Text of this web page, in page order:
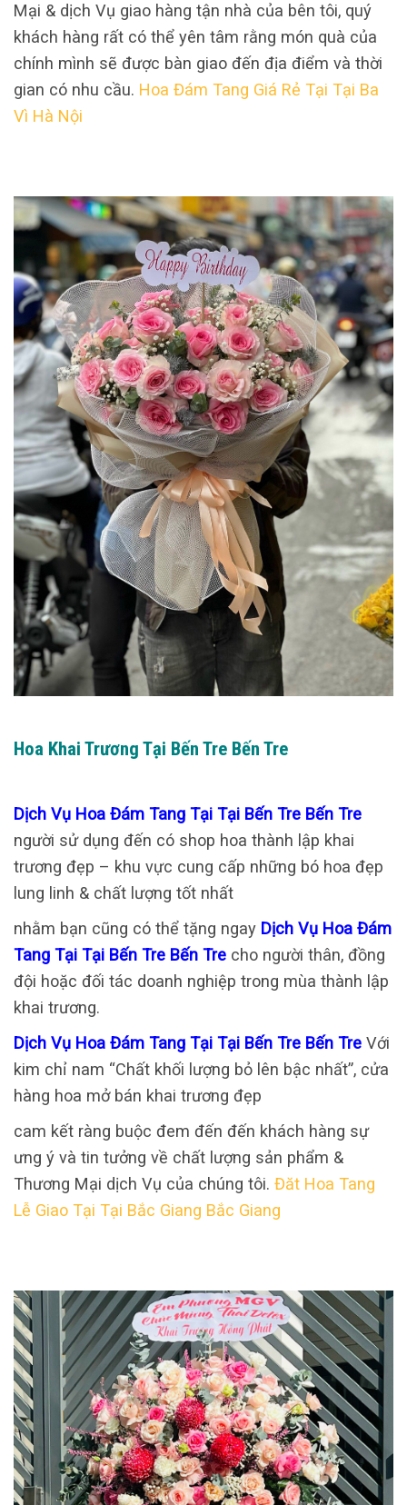
Mại & dịch Vụ giao hàng tận nhà của bên tôi, quý
khách hàng rất có thể yên tâm rằng món quà của
chính mình sẽ được bàn giao đến địa điểm và thời
gian có nhu cầu. Hoa Đám Tang Giá Rẻ Tại Tại Ba
Vì Hà Nội
Hoa Khai Trương Tại Bến Tre Bến Tre
Dịch Vụ Hoa Đám Tang Tại Tại Bến Tre Bến Tre
người sử dụng đến có shop hoa thành lập khai
trương đẹp – khu vực cung cấp những bó hoa đẹp
lung linh & chất lượng tốt nhất
nhằm bạn cũng có thể tặng ngay Dịch Vụ Hoa Đám
Tang Tại Tại Bến Tre Bến Tre cho người thân, đồng
đội hoặc đối tác doanh nghiệp trong mùa thành lập
khai trương.
Dịch Vụ Hoa Đám Tang Tại Tại Bến Tre Bến Tre Với
kim chỉ nam “Chất khối lượng bỏ lên bậc nhất”, cửa
hàng hoa mở bán khai trương đẹp
cam kết ràng buộc đem đến đến khách hàng sự
ưng ý và tin tưởng về chất lượng sản phẩm &
Thương Mại dịch Vụ của chúng tôi. Đăt Hoa Tang
Lễ Giao Tại Tại Bắc Giang Bắc Giang